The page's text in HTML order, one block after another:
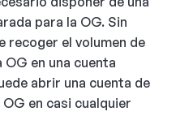
para la OG. Sin
recoger el volumen de
en una cuenta
abrir una cuenta de
en casi cualquier